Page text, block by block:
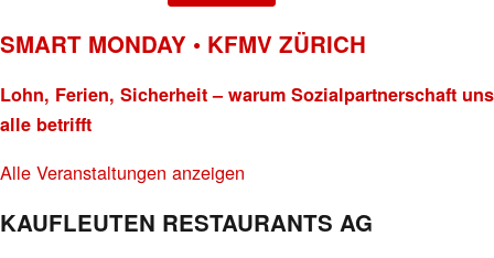
SMART MONDAY • KFMV ZÜRICH
Lohn, Ferien, Sicherheit – warum Sozialpartnerschaft uns
alle betrifft
Alle Veranstaltungen anzeigen
KAUFLEUTEN RESTAURANTS AG